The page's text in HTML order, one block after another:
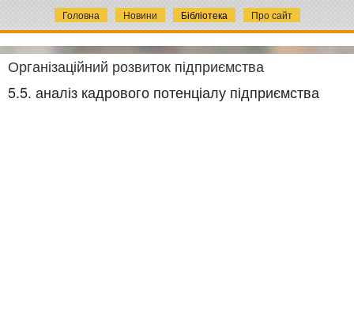
Головна Новини Бібліотека Про сайт
Організаційний розвиток підприємства
5.5. аналіз кадрового потенціалу підприємства